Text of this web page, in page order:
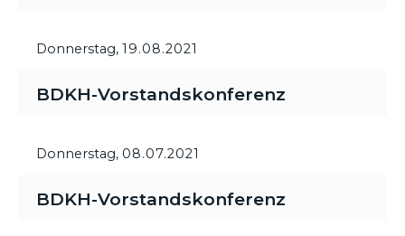
Donnerstag, 19.08.2021
BDKH-Vorstandskonferenz
Donnerstag, 08.07.2021
BDKH-Vorstandskonferenz